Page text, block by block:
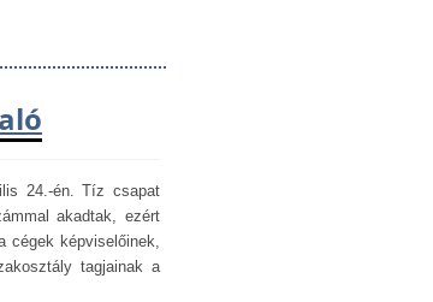
24.-én. Tíz csapat
akadtak, ezért
cégek képviselőinek,
tagjainak a